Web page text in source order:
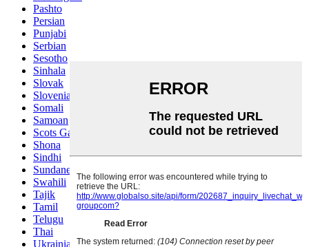
Pashto
Persian
Punjabi
Serbian
Sesotho
Sinhala
Slovak
Slovenian
Somali
Samoan
Scots Gaelic
Shona
Sindhi
Sundanese
Swahili
Tajik
Tamil
Telugu
Thai
Ukrainian